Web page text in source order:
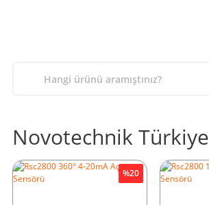
Novotechnik Türkiye
%20